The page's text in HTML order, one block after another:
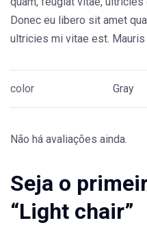
Donec eu libero sit amet
ultricies mi vitae est.
color Gray
Não há avaliações ainda.
Seja o
“Light chair”